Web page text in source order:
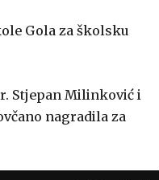
Gola za školsku
Stjepan Milinković i
nagradila za